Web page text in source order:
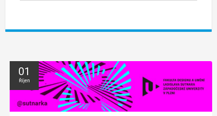
01
Říjen